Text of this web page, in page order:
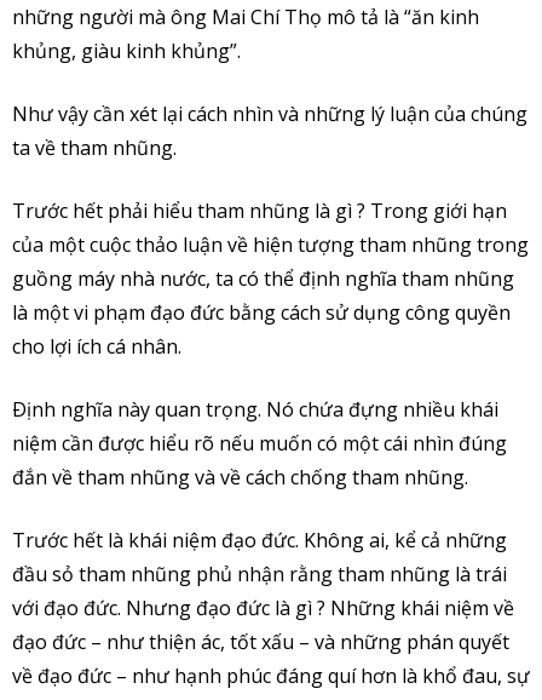
những người mà ông Mai Chí Thọ mô tả là “ăn kinh
khủng, giàu kinh khủng”.
Như vậy cần xét lại cách nhìn và những lý luận của chúng
ta về tham nhũng.
Trước hết phải hiểu tham nhũng là gì ? Trong giới hạn
của một cuộc thảo luận về hiện tượng tham nhũng trong
guồng máy nhà nước, ta có thể định nghĩa tham nhũng
là một vi phạm đạo đức bằng cách sử dụng công quyền
cho lợi ích cá nhân.
Ðịnh nghĩa này quan trọng. Nó chứa đựng nhiều khái
niệm cần được hiểu rõ nếu muốn có một cái nhìn đúng
đắn về tham nhũng và về cách chống tham nhũng.
Trước hết là khái niệm đạo đức. Không ai, kể cả những
đầu sỏ tham nhũng phủ nhận rằng tham nhũng là trái
với đạo đức. Nhưng đạo đức là gì ? Những khái niệm về
đạo đức – như thiện ác, tốt xấu – và những phán quyết
về đạo đức – như hạnh phúc đáng quí hơn là khổ đau, sự